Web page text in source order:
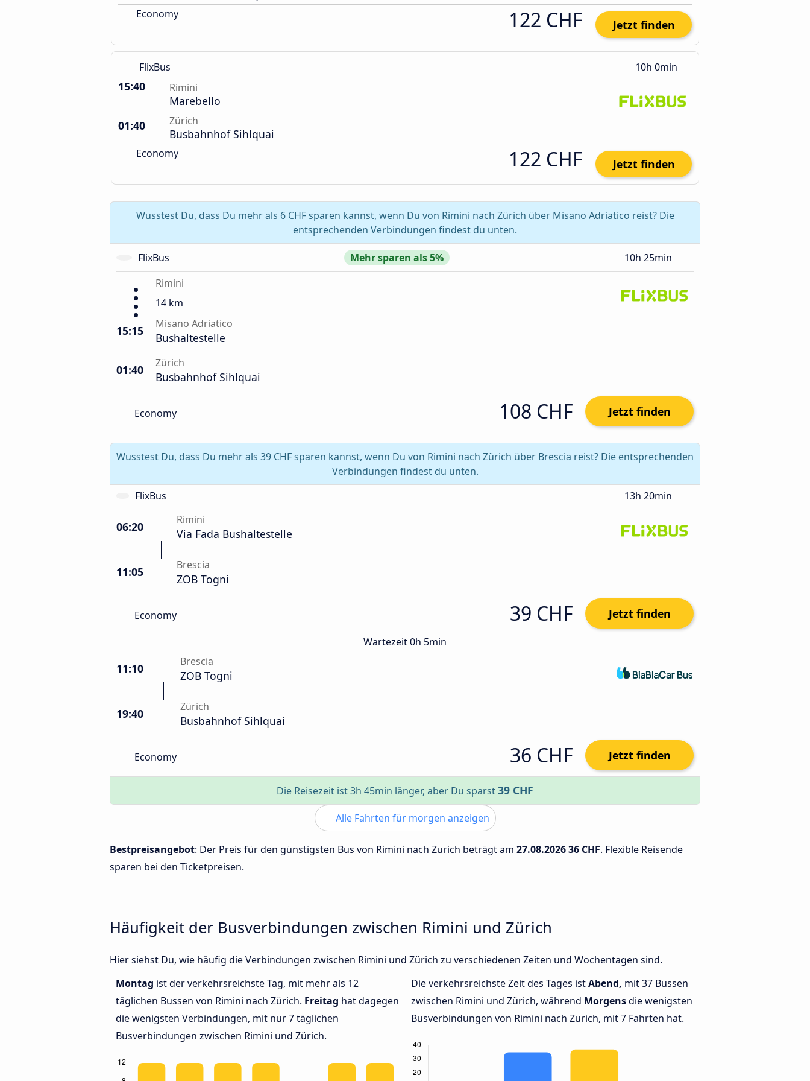
Economy 122 CHF Jetzt finden
FlixBus 10h 0min
15:40 Rimini
Marebello
01:40
Zürich
Busbahnhof Sihlquai
Economy 122 CHF Jetzt finden
Wusstest Du, dass Du mehr als 6 CHF sparen kannst, wenn Du von Rimini nach Zürich über Misano Adriatico reist? Die
entsprechenden Verbindungen findest du unten.
FlixBus Mehr sparen als 5%
10h 25min
Rimini
14 km
15:15 Misano Adriatico
Bushaltestelle
01:40 Zürich
Busbahnhof Sihlquai
Economy 108 CHF Jetzt finden
Wusstest Du, dass Du mehr als 39 CHF sparen kannst, wenn Du von Rimini nach Zürich über Brescia reist? Die entsprechenden
Verbindungen findest du unten.
FlixBus
13h 20min
06:20 Rimini
Via Fada Bushaltestelle
11:05 Brescia
ZOB Togni
Economy 39 CHF Jetzt finden
Wartezeit 0h 5min
11:10 Brescia
ZOB Togni
19:40 Zürich
Busbahnhof Sihlquai
Economy 36 CHF Jetzt finden
Die Reisezeit ist 3h 45min länger, aber Du sparst39 CHF
Alle Fahrten für morgen anzeigen
Bestpreisangebot: Der Preis für den günstigsten Bus von Rimini nach Zürich beträgt am 27.08.202636 CHF. Flexible Reisende
sparen bei den Ticketpreisen.
Häufigkeit der Busverbindungen zwischen Rimini und Zürich
Hier siehst Du, wie häufig die Verbindungen zwischen Rimini und Zürich zu verschiedenen Zeiten und Wochentagen sind.
Montag ist der verkehrsreichste Tag, mit mehr als 12
täglichen Bussen von Rimini nach Zürich. Freitag hat dagegen
die wenigsten Verbindungen, mit nur 7 täglichen
Busverbindungen zwischen Rimini und Zürich.
Die verkehrsreichste Zeit des Tages istAbend, mit 37 Bussen
zwischen Rimini und Zürich, während Morgensdie wenigsten
Busverbindungen von Rimini nach Zürich, mit 7 Fahrten hat.